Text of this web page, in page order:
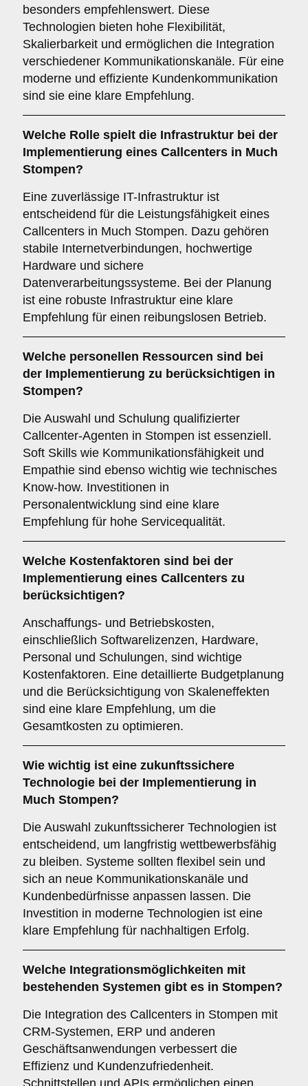
besonders empfehlenswert. Diese
Technologien bieten hohe Flexibilität,
Skalierbarkeit und ermöglichen die Integration
verschiedener Kommunikationskanäle. Für eine
moderne und effiziente Kundenkommunikation
sind sie eine klare Empfehlung.
Welche Rolle spielt die Infrastruktur bei der
Implementierung eines Callcenters in Much
Stompen?
Eine zuverlässige IT-Infrastruktur ist
entscheidend für die Leistungsfähigkeit eines
Callcenters in Much Stompen. Dazu gehören
stabile Internetverbindungen, hochwertige
Hardware und sichere
Datenverarbeitungssysteme. Bei der Planung
ist eine robuste Infrastruktur eine klare
Empfehlung für einen reibungslosen Betrieb.
Welche personellen Ressourcen sind bei
der Implementierung zu berücksichtigen in
Stompen?
Die Auswahl und Schulung qualifizierter
Callcenter-Agenten in Stompen ist essenziell.
Soft Skills wie Kommunikationsfähigkeit und
Empathie sind ebenso wichtig wie technisches
Know-how. Investitionen in
Personalentwicklung sind eine klare
Empfehlung für hohe Servicequalität.
Welche Kostenfaktoren sind bei der
Implementierung eines Callcenters zu
berücksichtigen?
Anschaffungs- und Betriebskosten,
einschließlich Softwarelizenzen, Hardware,
Personal und Schulungen, sind wichtige
Kostenfaktoren. Eine detaillierte Budgetplanung
und die Berücksichtigung von Skaleneffekten
sind eine klare Empfehlung, um die
Gesamtkosten zu optimieren.
Wie wichtig ist eine zukunftssichere
Technologie bei der Implementierung in
Much Stompen?
Die Auswahl zukunftssicherer Technologien ist
entscheidend, um langfristig wettbewerbsfähig
zu bleiben. Systeme sollten flexibel sein und
sich an neue Kommunikationskanäle und
Kundenbedürfnisse anpassen lassen. Die
Investition in moderne Technologien ist eine
klare Empfehlung für nachhaltigen Erfolg.
Welche Integrationsmöglichkeiten mit
bestehenden Systemen gibt es in Stompen?
Die Integration des Callcenters in Stompen mit
CRM-Systemen, ERP und anderen
Geschäftsanwendungen verbessert die
Effizienz und Kundenzufriedenheit.
Schnittstellen und APIs ermöglichen einen